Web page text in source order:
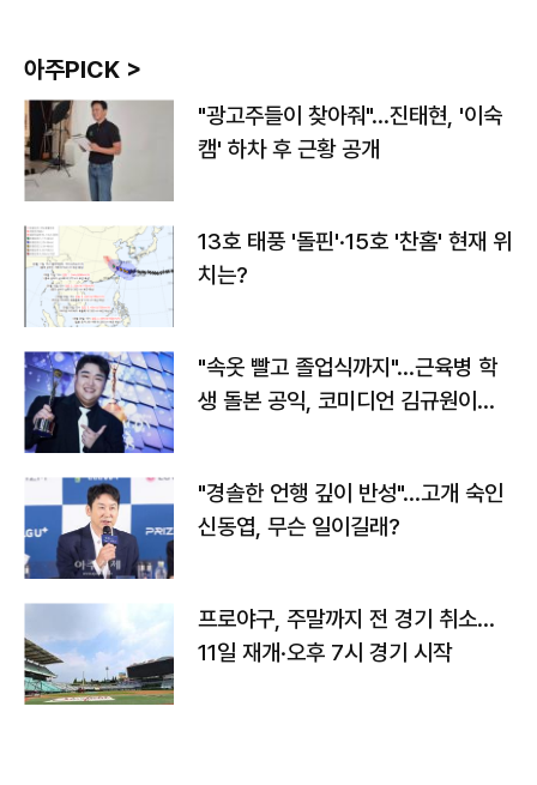
아주PICK >
"광고주들이 찾아줘"…진태현, '이숙
캠' 하차 후 근황 공개
13호 태풍 '돌핀'·15호 '찬홈' 현재 위
치는?
"속옷 빨고 졸업식까지"…근육병 학
생 돌본 공익, 코미디언 김규원이었
"경솔한 언행 깊이 반성"…고개 숙인
신동엽, 무슨 일이길래?
프로야구, 주말까지 전 경기 취소…
11일 재개·오후 7시 경기 시작